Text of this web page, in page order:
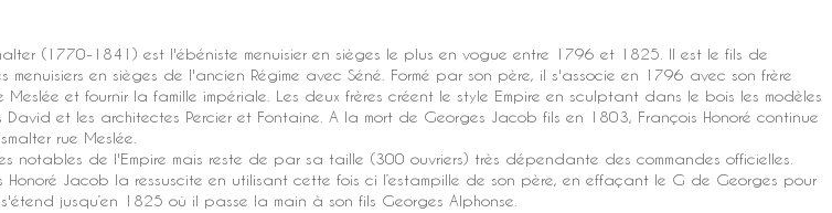
(1770-1841) est l'ébéniste menuisier en sièges le plus en vogue entre 1796 et 1825. Il est le fils de
en sièges de l'ancien Régime avec Séné. Formé par son père, il s'associe en 1796 avec son frère
et fournir la famille impériale. Les deux frères créent le style Empire en sculptant dans le bois les modèles
et les architectes Percier et Fontaine. A la mort de Georges Jacob fils en 1803, François Honoré continue
rue Meslée
notables de l'Empire mais reste de par sa taille (300 ouvriers) très dépendante des commandes officielles.
Jacob la ressuscite en utilisant cette fois ci l’estampille de son père, en effaçant le G de Georges pour
jusqu’en 1825 où il passe la main à son fils Georges Alphonse.